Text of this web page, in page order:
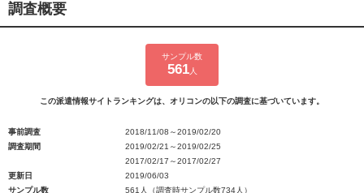
調査概要
サンプル数
561人
この派遣情報サイトランキングは、オリコンの以下の調査に基づいています。
事前調査
2018/11/08～2019/02/20
調査期間
2019/02/21～2019/02/25
2017/02/17～2017/02/27
更新日
2019/06/03
サンプル数
561人（調査時サンプル数734人）